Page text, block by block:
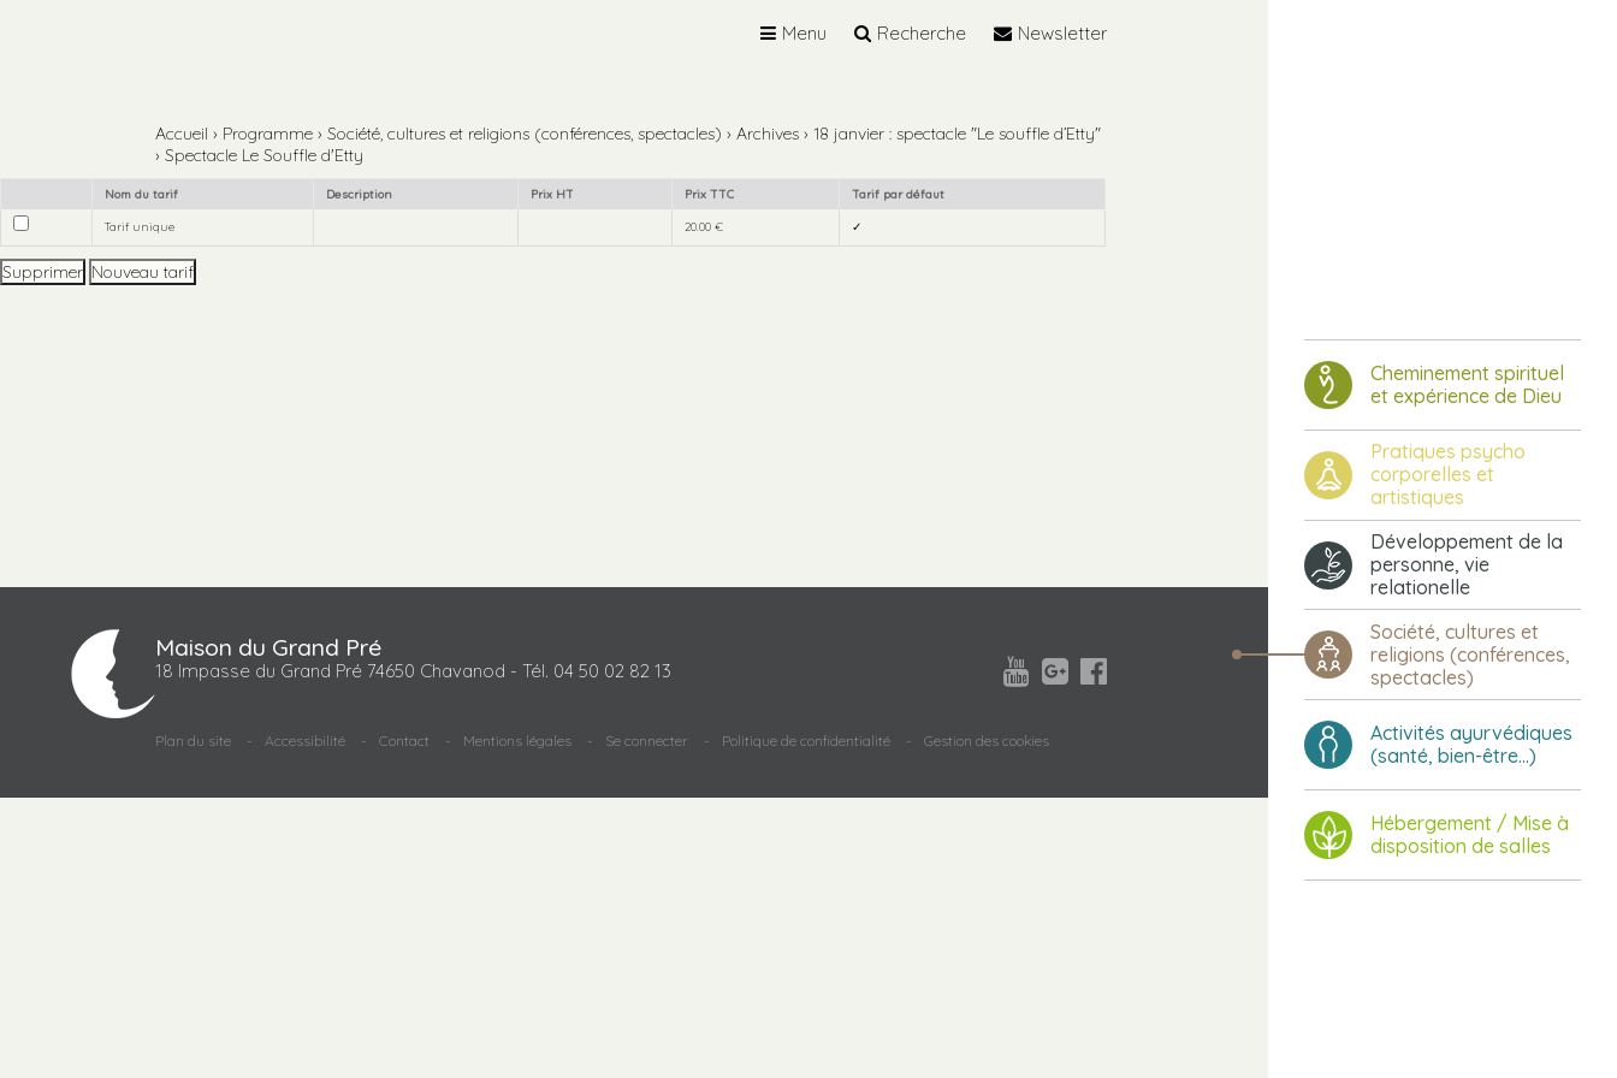
Cheminement spirituel
et expérience de Dieu
Pratiques psycho
corporelles et
artistiques
Développement de la
personne, vie
relationelle
Société, cultures et
religions (conférences,
spectacles)
Activités ayurvédiques
(santé, bien-être...)
Hébergement / Mise à
disposition de salles
Menu Recherche Newsletter
Accueil › Programme › Société, cultures et religions (conférences, spectacles) › Archives › 18 janvier : spectacle "Le souffle d’Etty"
› Spectacle Le Souffle d'Etty
Nom du tarif Description Prix HT Prix TTC Tarif par défaut
Tarif unique 20.00 € ✓
Maison du Grand Pré
18 Impasse du Grand Pré 74650 Chavanod - Tél. 04 50 02 82 13 


Plan du site Accessibilité Contact Mentions légales Se connecter Politique de confidentialité Gestion des cookies